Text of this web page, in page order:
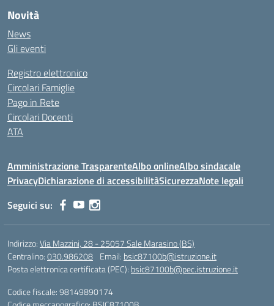
Novità
News
Gli eventi
Registro elettronico
Circolari Famiglie
Pago in Rete
Circolari Docenti
ATA
Amministrazione TrasparenteAlbo onlineAlbo sindacale
PrivacyDichiarazione di accessibilitàSicurezzaNote legali
Seguici su:
Indirizzo:Via Mazzini, 28 - 25057 Sale Marasino (BS)
Centralino:030.986208 Email: bsic87100b@istruzione.it
Posta elettronica certificata (PEC): bsic87100b@pec.istruzione.it
Codice fiscale: 98149890174